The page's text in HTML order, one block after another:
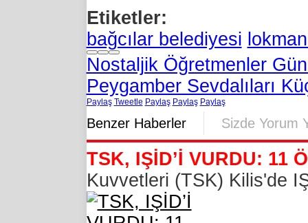
Etiketler:
bağcılar belediyesi
Nostaljik Öğretmenler
Peygamber Sevdalıları
Paylaş Tweetle Paylaş Paylaş Paylaş
Benzer Haberler Sizde Yorum
TSK, IŞİD’İ VURDU: 11
Kuvvetleri (TSK) Kilis'de